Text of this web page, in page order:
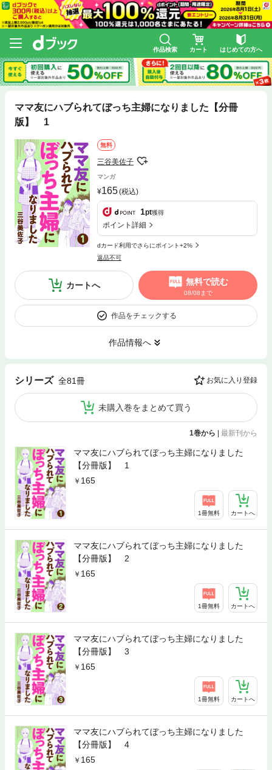
作品検索 カート はじめての方へ
ママ友にハブられてぼっち主婦になりました【分冊
版】 1
無料
三谷美佐子
マンガ
165(税込)
1pt獲得
ポイント詳細
dカード利用でさらにポイント+2%
返品不可
カートへ 無料で読む
08/08まで
作品をチェックする
作品情報へ
シリーズ 全81冊 お気に入り登録
未購入巻をまとめて買う
1巻から 最新刊から
ママ友にハブられてぼっち主婦になりました
【分冊版】 1
165
1冊無料 カートへ
ママ友にハブられてぼっち主婦になりました
【分冊版】 2
165
1冊無料 カートへ
ママ友にハブられてぼっち主婦になりました
【分冊版】 3
165
1冊無料 カートへ
ママ友にハブられてぼっち主婦になりました
【分冊版】 4
165